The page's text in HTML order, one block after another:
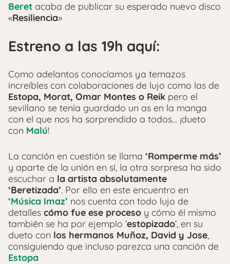
Beret acaba de publicar su esperado nuevo disco
«Resiliencia»
Estreno a las 19h aquí:
Como adelantos conocíamos ya temazos
increíbles con colaboraciones de lujo como las de
Estopa, Morat, Omar Montes o Reik pero el
sevillano se tenía guardado un as en la manga
con el que nos ha sorprendido a todos… ¡dueto
con Malú!
La canción en cuestión se llama ‘Romperme más’
y aparte de la unión en sí, la otra sorpresa ha sido
escuchar a la artista absolutamente
‘Beretizada’. Por ello en este encuentro en
‘Música Imaz’ nos cuenta con todo lujo de
detalles cómo fue ese proceso y cómo él mismo
también se ha por ejemplo ‘estopizado‘, en su
dueto con los hermanos Muñoz, David y Jose,
consiguiendo que incluso parezca una canción de
Estopa